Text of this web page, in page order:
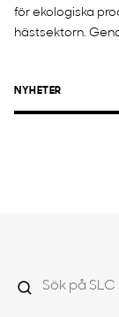
för ekologiska
hästsektorn.
NYHETER